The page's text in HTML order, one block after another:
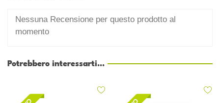
Nessuna Recensione per questo prodotto al
momento
Potrebbero interessarti...